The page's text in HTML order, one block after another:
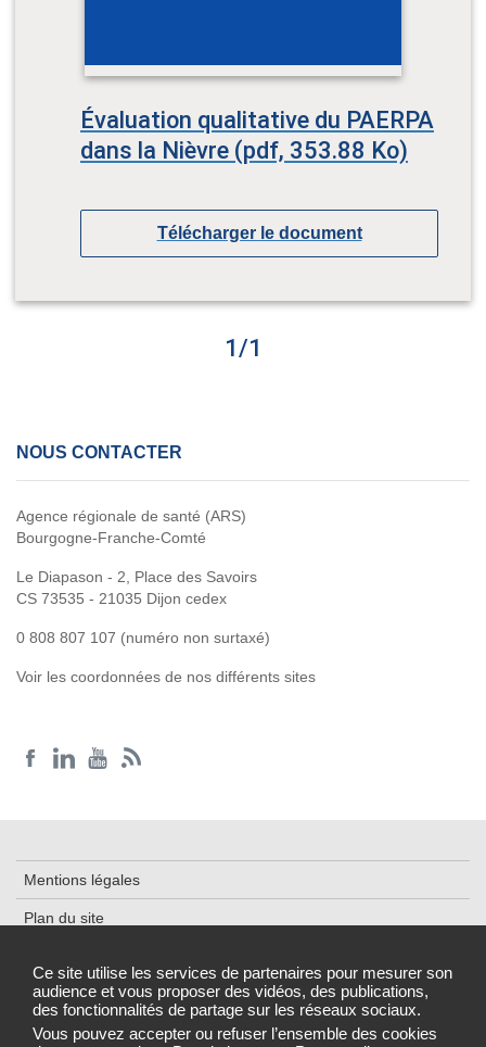
Ce site utilise les services de partenaires pour mesurer son
audience et vous proposer des vidéos, des publications,
des fonctionnalités de partage sur les réseaux sociaux.
Vous pouvez accepter ou refuser l’ensemble des cookies
Évaluation qualitative du PAERPA
dans la Nièvre (pdf, 353.88 Ko)
Télécharger le document
1 /1
NOUS CONTACTER
Agence régionale de santé (ARS)
Bourgogne-Franche-Comté
Le Diapason - 2, Place des Savoirs
CS 73535 - 21035 Dijon cedex
0 808 807 107 (numéro non surtaxé)
Voir les coordonnées de nos différents sites
Mentions légales
Plan du site
Données personnelles et cookies
Gestion des cookies